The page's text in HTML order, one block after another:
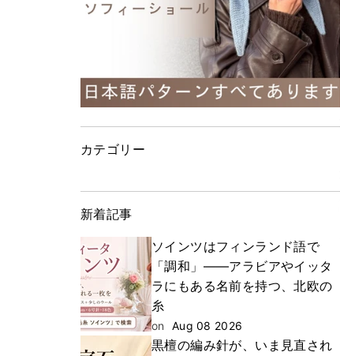
カテゴリー
新着記事
ソインツはフィンランド語で
「調和」——アラビアやイッタ
ラにもある名前を持つ、北欧の
糸
on Aug 08 2026
黒檀の編み針が、いま見直され